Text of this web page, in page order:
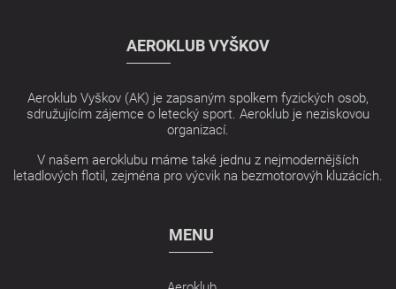
AEROKLUB VYŠKOV
Aeroklub Vyškov (AK) je zapsaným spolkem fyzických osob,
sdružujícím zájemce o letecký sport. Aeroklub je neziskovou
organizací.
V našem aeroklubu máme také jednu z nejmodernějších
letadlových flotil, zejména pro výcvik na bezmotorovýh kluzácích.
MENU